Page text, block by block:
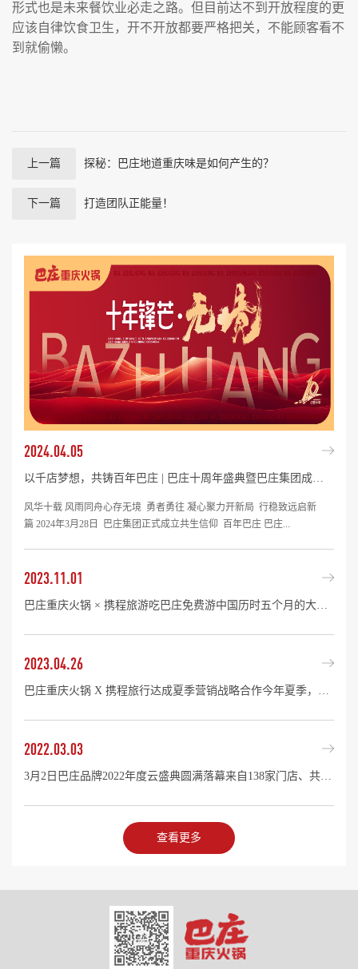
形式也是未来餐饮业必走之路。但目前达不到开放程度的更
应该自律饮食卫生，开不开放都要严格把关，不能顾客看不
到就偷懒。
上一篇 探秘：巴庄地道重庆味是如何产生的？
下一篇 打造团队正能量！
2024.04.05
风华十载 风雨同舟心存无境 勇者勇往 凝心聚力开新局 行稳致远启新
篇 2024年3月28日 巴庄集团正式成立共生信仰 百年巴庄 巴庄...
2023.11.01
2023.04.26
2022.03.03
查看更多